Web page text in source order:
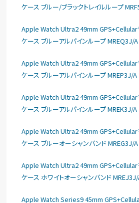
ケース ブルー/ブラックトレイルループ
Apple Watch Ultra2 49mm GPS+Cellular
ケース ブルーアルパインループ MREQ3J/A
Apple Watch Ultra2 49mm GPS+Cellular
ケース ブルーアルパインループ MREP3J/A
Apple Watch Ultra2 49mm GPS+Cellular
ケース ブルーアルパインループ MREK3J/A
Apple Watch Ultra2 49mm GPS+Cellular
ケース ブルーオーシャンバンド MREG3J/A
Apple Watch Ultra2 49mm GPS+Cellular
ケース ホワイトオーシャンバンド
Apple Watch Series9 45mm